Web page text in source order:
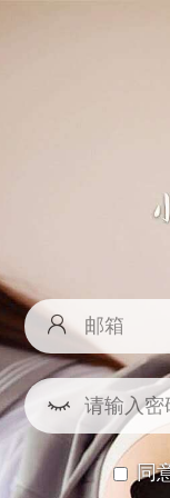
同